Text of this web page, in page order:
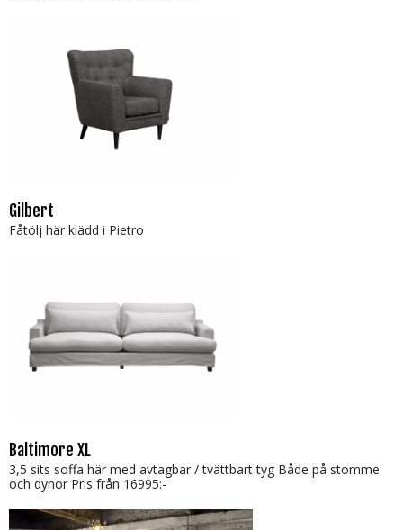
Gilbert
Fåtölj här klädd i Pietro
Baltimore XL
3,5 sits soffa här med avtagbar / tvättbart tyg Både på stomme
och dynor Pris från 16995:-